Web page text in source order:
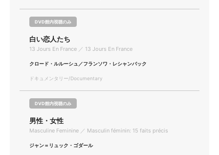
DVD館内視聴のみ
白い恋人たち
13 Jours En France ／ 13 Jours En France
クロード・ルルーシュ／フランソワ・レシャンバック
ドキュメンタリー/Documentary
DVD館内視聴のみ
男性・女性
Masculine Feminine ／ Masculin féminin: 15 faits précis
ジャン＝リュック・ゴダール